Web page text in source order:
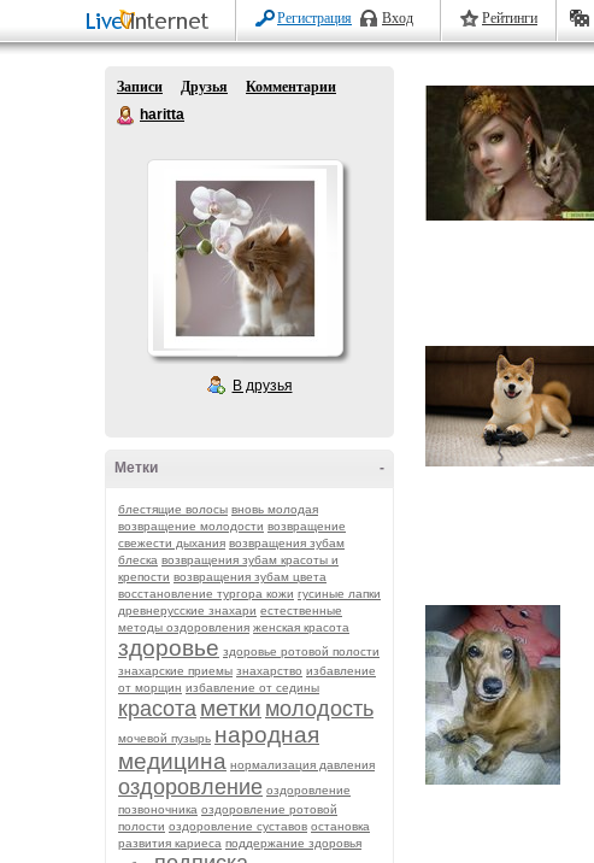
Регистрация Вход Рейтинги
Записи Друзья
Комментарии
haritta
В друзья
-
Метки
блестящие волосы вновь молодая
возвращение молодости возвращение
свежести дыхания возвращения зубам
блеска возвращения зубам красоты и
крепости возвращения зубам цвета
восстановление тургора кожи гусиные лапки
древнерусские знахари естественные
методы оздоровления женская красота
здоровье здоровье ротовой полости
знахарские приемы знахарство избавление
от морщин избавление от седины
красота метки молодость
мочевой пузырь народная
медицина нормализация давления
оздоровление оздоровление
позвоночника оздоровление ротовой
полости оздоровление суставов остановка
развития кариеса поддержание здоровья